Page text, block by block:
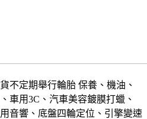
不定期舉行輪胎 保養、機油、
車用3C、汽車美容鍍膜打蠟、
音響、底盤四輪定位、引擎變速